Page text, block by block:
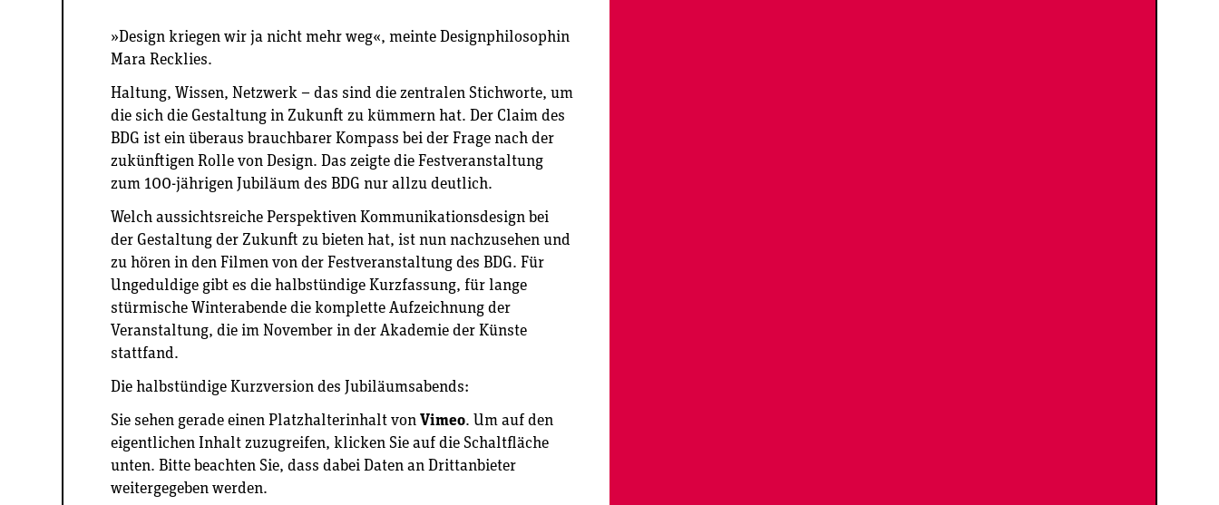
»Design kriegen wir ja nicht mehr weg«, meinte Designphilosophin
Mara Recklies.
Haltung, Wissen, Netzwerk – das sind die zentralen Stichworte, um
die sich die Gestaltung in Zukunft zu kümmern hat. Der Claim des
BDG ist ein überaus brauchbarer Kompass bei der Frage nach der
zukünftigen Rolle von Design. Das zeigte die Festveranstaltung
zum 100-jährigen Jubiläum des BDG nur allzu deutlich.
Welch aussichtsreiche Perspektiven Kommunikationsdesign bei
der Gestaltung der Zukunft zu bieten hat, ist nun nachzusehen und
zu hören in den Filmen von der Festveranstaltung des BDG. Für
Ungeduldige gibt es die halbstündige Kurzfassung, für lange
stürmische Winterabende die komplette Aufzeichnung der
Veranstaltung, die im November in der Akademie der Künste
stattfand.
Die halbstündige Kurzversion des Jubiläumsabends:
Sie sehen gerade einen Platzhalterinhalt von Vimeo. Um auf den
eigentlichen Inhalt zuzugreifen, klicken Sie auf die Schaltfläche
unten. Bitte beachten Sie, dass dabei Daten an Drittanbieter
weitergegeben werden.